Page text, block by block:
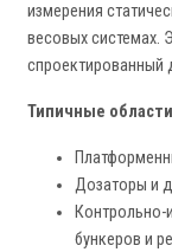
измерения
весовых системах.
спроектированный
Типичные
Дозаторы и
Контрольно-
бункеров и